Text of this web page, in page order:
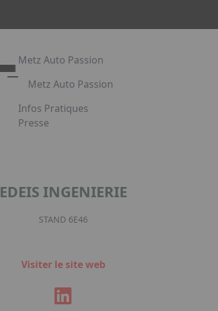
Metz Auto Passion
Metz Auto Passion
Le rendez-vous des passionnés d'automobile
Metz Auto Passion en images
Infos Pratiques
Presse
EDEIS INGENIERIE
STAND 6E46
Visiter le site web